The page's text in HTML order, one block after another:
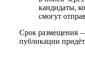
кандидаты,
смогут
Срок размещения
публикации